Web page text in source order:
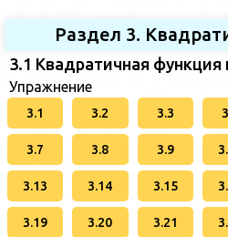
Раздел 3.
3.1 Квадратичная функция
Упражнение
3.1 3.2 3.3
3.7 3.8 3.9
3.13 3.14 3.15
3.19 3.20 3.21